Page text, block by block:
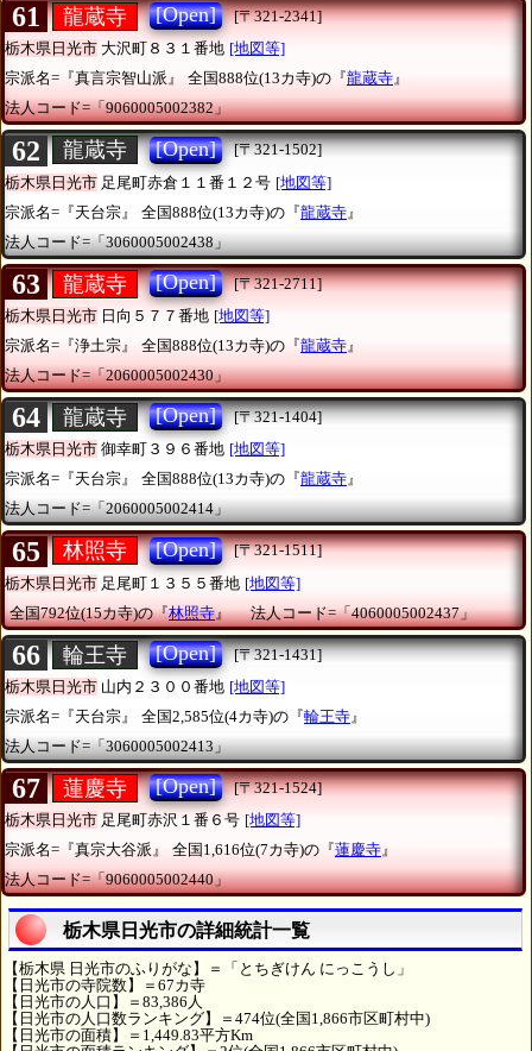
61 龍蔵寺 [Open]
[〒321-2341]
栃木県日光市 大沢町８３１番地 [地図等]
宗派名=『真言宗智山派』
全国888位(13カ寺)の『龍蔵寺』
法人コード=「9060005002382」
62 龍蔵寺 [Open]
[〒321-1502]
栃木県日光市 足尾町赤倉１１番１２号 [地図等]
宗派名=『天台宗』
全国888位(13カ寺)の『龍蔵寺 』
法人コード=「3060005002438」
63 龍蔵寺 [Open]
[〒321-2711]
栃木県日光市 日向５７７番地 [地図等]
宗派名=『浄土宗』
全国888位(13カ寺)の『龍蔵寺』
法人コード=「2060005002430」
64 龍蔵寺 [Open]
[〒321-1404]
栃木県日光市 御幸町３９６番地 [地図等]
宗派名=『天台宗』
全国888位(13カ寺)の『龍蔵寺』
法人コード=「2060005002414」
65 林照寺 [Open]
[〒321-1511]
栃木県日光市 足尾町１３５５番地 [地図等]
全国792位(15カ寺)の『林照寺』 法人コード=「4060005002437」
66 輪王寺 [Open]
[〒321-1431]
栃木県日光市 山内２３００番地 [地図等]
宗派名=『天台宗』
全国2,585位(4カ寺)の『輪王寺』
法人コード=「3060005002413」
67 蓮慶寺 [Open]
[〒321-1524]
栃木県日光市 足尾町赤沢１番６号 [地図等]
宗派名=『真宗大谷派』
全国1,616位(7カ寺)の『蓮慶寺』
法人コード=「9060005002440」
栃木県日光市の詳細統計一覧
【栃木県 日光市のふりがな】＝「とちぎけん にっこうし」
【日光市の寺院数】＝67カ寺
【日光市の人口】＝83,386人
【日光市の人口数ランキング】＝474位(全国1,866市区町村中)
【日光市の面積】＝1,449.83平方Km